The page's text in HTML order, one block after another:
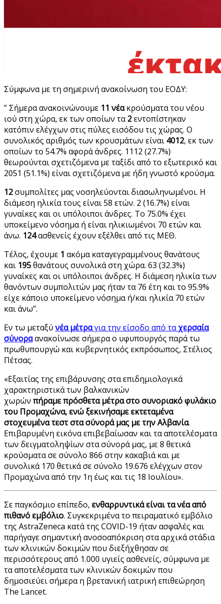
Σύμφωνα με τη σημερινή ανακοίνωση του ΕΟΔΥ:
” Σήμερα ανακοινώνουμε 11 νέακρούσματα του νέου
ιού στη χώρα, εκ των οποίων τα2εντοπίστηκαν
κατόπιν ελέγχων στις πύλες εισόδου τις χώρας. Ο
συνολικός αριθμός των κρουσμάτων είναι 4012, εκ των
οποίων το 54.7% αφορά άνδρες. 1112 (27.7%)
θεωρούνται σχετιζόμενα με ταξίδι από το εξωτερικό και
2051 (51.1%) είναι σχετιζόμενα με ήδη γνωστό κρούσμα.
12συμπολίτες μας νοσηλεύονται διασωληνωμένοι. Η
διάμεση ηλικία τους είναι 58 ετών. 2 (16.7%) είναι
γυναίκες και οι υπόλοιποι άνδρες. To 75.0% έχει
υποκείμενο νόσημα ή είναι ηλικιωμένοι 70 ετών και
άνω. 124ασθενείς έχουν εξέλθει από τις ΜΕΘ.
Τέλος, έχουμε 1 ακόμα καταγεγραμμένους θανάτους
και 195θανάτους συνολικά στη χώρα. 63 (32.3%)
γυναίκες και οι υπόλοιποι άνδρες. Η διάμεση ηλικία των
θανόντων συμπολιτών μας ήταν τα 76 έτη και το 95.9%
είχε κάποιο υποκείμενο νόσημα ή/και ηλικία 70 ετών
και άνω”.
Εν τω μεταξύ νέα μέτραγια την είσοδο από ταχερσαία
σύνοραανακοίνωσε σήμερα ο υφυπουργός παρά τω
πρωθυπουργώ και κυβερνητικός εκπρόσωπος, Στέλιος
Πέτσας.
«Εξαιτίας της επιβάρυνσης στα επιδημιολογικά
χαρακτηριστικά των βαλκανικών
χωρών πήραμε πρόσθετα μέτραστο συνοριακό φυλάκιο
του Προμαχώνα, ενώ ξεκινήσαμε εκτεταμένα
στοχευμένα τεστ στα σύνορά μας με την Αλβανία.
Επιβαρυμένη εικόνα επιβεβαίωσαν και τα αποτελέσματα
των δειγματοληψίων στα σύνορά μας, με 8 θετικά
κρούσματα σε σύνολο 866 στην κακαβιά και με
συνολικά 170 θετικά σε σύνολο 19.676 ελέγχων στον
Προμαχώνα από την 1η έως και τις 18 Ιουλίου».
Σε παγκόσμιο επίπεδο, ενθαρρυντικά είναι τα νέα από
πιθανό εμβόλιο. Συγκεκριμένα το πειραματικό εμβόλιο
της AstraZeneca κατά της COVID-19 ήταν ασφαλές και
παρήγαγε σημαντική ανοσοαπόκριση στα αρχικά στάδια
των κλινικών δοκιμών που διεξήχθησαν σε
περισσότερους από 1.000 υγιείς ασθενείς, σύμφωνα με
τα αποτελέσματα των κλινικών δοκιμών που
δημοσιεύει σήμερα η βρετανική ιατρική επιθεώρηση
The Lancet.